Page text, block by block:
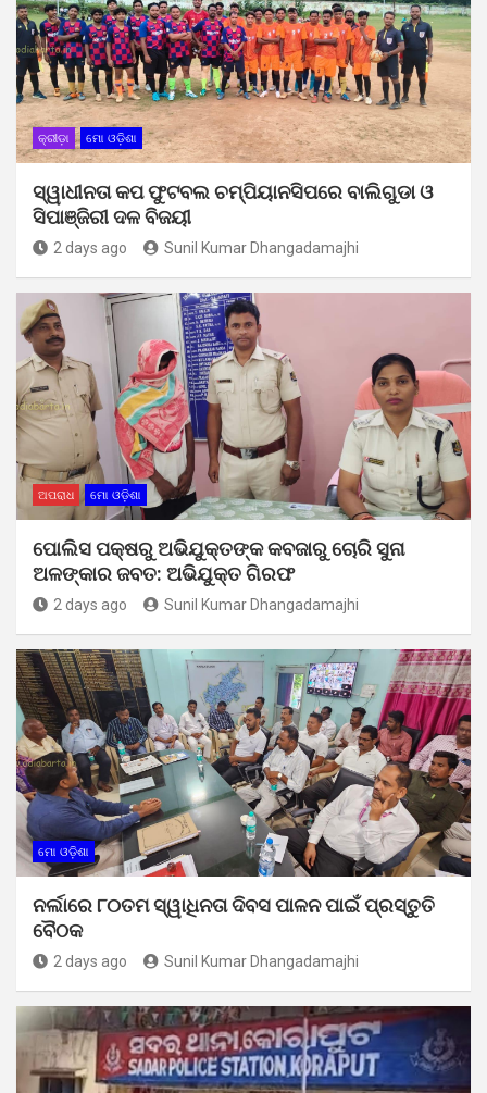
କ୍ରୀଡ଼ା ମୋ ଓଡ଼ିଶା
ସ୍ୱାଧୀନତା କପ ଫୁଟବଲ ଚମ୍ପିୟାନସିପରେ ବାଲିଗୁଡା ଓ
ସିପାଞ୍ଜିରୀ ଦଳ ବିଜୟୀ
2 days ago Sunil Kumar Dhangadamajhi
ଅପରାଧ ମୋ ଓଡ଼ିଶା
ପୋଲିସ ପକ୍ଷରୁ ଅଭିଯୁକ୍ତଙ୍କ କବଜାରୁ ଚୋରି ସୁନା
ଅଳଙ୍କାର ଜବତ: ଅଭିଯୁକ୍ତ ଗିରଫ
2 days ago Sunil Kumar Dhangadamajhi
ମୋ ଓଡ଼ିଶା
ନର୍ଲାରେ ୮୦ତମ ସ୍ୱାଧିନତା ଦିବସ ପାଳନ ପାଇଁ ପ୍ରସ୍ତୁତି
ବୈଠକ
2 days ago Sunil Kumar Dhangadamajhi